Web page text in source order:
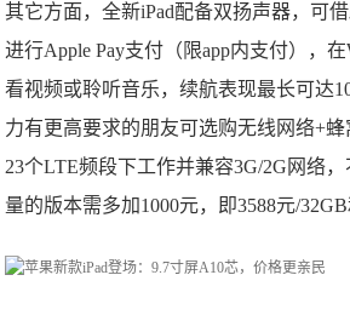
其它方面，全新iPad配备双扬声器，可借
进行Apple Pay支付（限app内支付），
看视频或聆听音乐，续航表现最长可达
力有更高要求的朋友可选购无线网络+
23个LTE频段下工作并兼容3G/2G网络
量的版本需多加1000元，即3588元/32GB